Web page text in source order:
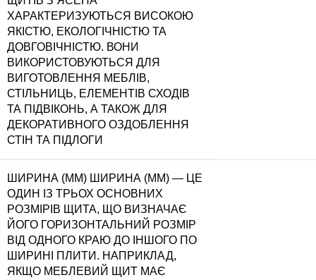
ХАРАКТЕРИЗУЮТЬСЯ ВИСОКОЮ
ЯКІСТЮ, ЕКОЛОГІЧНІСТЮ ТА
ДОВГОВІЧНІСТЮ. ВОНИ
ВИКОРИСТОВУЮТЬСЯ ДЛЯ
ВИГОТОВЛЕННЯ МЕБЛІВ,
СТІЛЬНИЦЬ, ЕЛЕМЕНТІВ СХОДІВ
ТА ПІДВІКОНЬ, А ТАКОЖ ДЛЯ
ДЕКОРАТИВНОГО ОЗДОБЛЕННЯ
СТІН ТА ПІДЛОГИ
ШИРИНА (ММ) ШИРИНА (ММ) — ЦЕ
ОДИН ІЗ ТРЬОХ ОСНОВНИХ
РОЗМІРІВ ЩИТА, ЩО ВИЗНАЧАЄ
ЙОГО ГОРИЗОНТАЛЬНИЙ РОЗМІР
ВІД ОДНОГО КРАЮ ДО ІНШОГО ПО
ШИРИНІ ПЛИТИ. НАПРИКЛАД,
ЯКЩО МЕБЛЕВИЙ ЩИТ МАЄ